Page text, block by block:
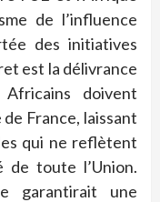
de l’influence
des initiatives
est la délivrance
doivent
de France, laissant
qui ne reflètent
de toute l’Union.
garantirait une